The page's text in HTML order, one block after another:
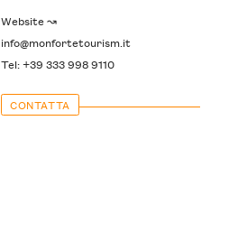
Website ↝
info@monfortetourism.it
Tel: +39 333 998 9110
CONTATTA